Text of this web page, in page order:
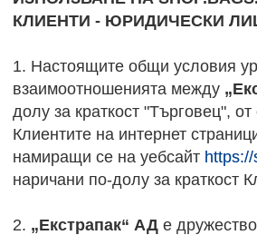
КЛИЕНТИ - ЮРИДИЧЕСКИ
1. Настоящите общи условия
взаимоотношенията между
долу за краткост "Търговец",
Клиентите на интернет
намиращи се на уебсайт
наричани по-долу за краткост
2. „Екстрапак“ АДе